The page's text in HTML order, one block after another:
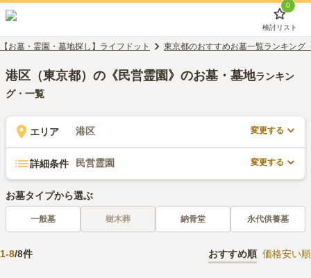
0
検討リスト
【お墓・霊園・墓地探し】ライフドット 東京都のおすすめお墓一覧ランキング
港区（東京都）の《民営霊園》のお墓・墓地ランキン
グ・一覧
エリア 港区 変更する
詳細条件 民営霊園 変更する
お墓タイプから選ぶ
一般墓 樹木葬 納骨堂 永代供養墓
1-8/8件 おすすめ順 価格安い順